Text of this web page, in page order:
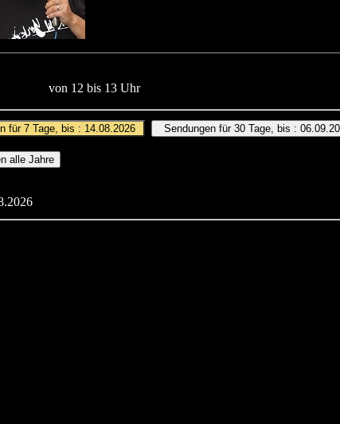
von 12 bis 13 Uhr